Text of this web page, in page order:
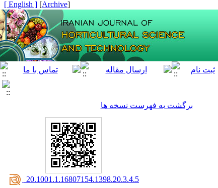
[
Archive
]
[ English ]
برگشت به فهرست نسخه ها
‎ 20.1001.1.16807154.1398.20.3.4.5